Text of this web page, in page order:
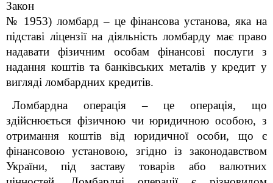
Закон
№ 1953) ломбард – це фінансова установа, яка на
підставі ліцензії на діяльність ломбарду має право
надавати фізичним особам фінансові послуги з
надання коштів та банківських металів у кредит у
вигляді ломбардних кредитів.
Ломбардна операція – це операція, що
здійснюється фізичною чи юридичною особою, з
отримання коштів від юридичної особи, що є
фінансовою установою, згідно із законодавством
України, під заставу товарів або валютних